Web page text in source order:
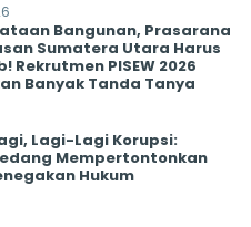
Bangunan, Prasarana
Sumatera Utara Harus
Rekrutmen PISEW 2026
Banyak Tanda Tanya
Lagi-Lagi Korupsi:
Mempertontonkan
Hukum